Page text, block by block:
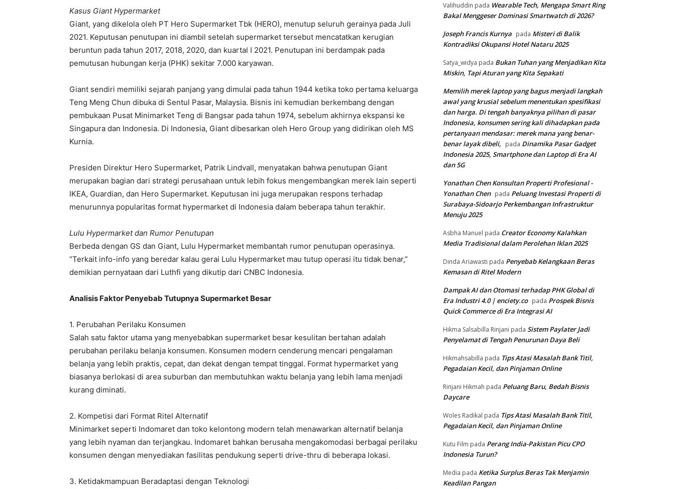
Kasus Giant Hypermarket
Giant, yang dikelola oleh PT Hero Supermarket Tbk (HERO), menutup seluruh gerainya pada Juli
2021. Keputusan penutupan ini diambil setelah supermarket tersebut mencatatkan kerugian
beruntun pada tahun 2017, 2018, 2020, dan kuartal I 2021. Penutupan ini berdampak pada
pemutusan hubungan kerja (PHK) sekitar 7.000 karyawan.
Giant sendiri memiliki sejarah panjang yang dimulai pada tahun 1944 ketika toko pertama keluarga
Teng Meng Chun dibuka di Sentul Pasar, Malaysia. Bisnis ini kemudian berkembang dengan
pembukaan Pusat Minimarket Teng di Bangsar pada tahun 1974, sebelum akhirnya ekspansi ke
Singapura dan Indonesia. Di Indonesia, Giant dibesarkan oleh Hero Group yang didirikan oleh MS
Kurnia.
Presiden Direktur Hero Supermarket, Patrik Lindvall, menyatakan bahwa penutupan Giant
merupakan bagian dari strategi perusahaan untuk lebih fokus mengembangkan merek lain seperti
IKEA, Guardian, dan Hero Supermarket. Keputusan ini juga merupakan respons terhadap
menurunnya popularitas format hypermarket di Indonesia dalam beberapa tahun terakhir.
Lulu Hypermarket dan Rumor Penutupan
Berbeda dengan GS dan Giant, Lulu Hypermarket membantah rumor penutupan operasinya.
“Terkait info-info yang beredar kalau gerai Lulu Hypermarket mau tutup operasi itu tidak benar,”
demikian pernyataan dari Luthfi yang dikutip dari CNBC Indonesia.
Analisis Faktor Penyebab Tutupnya Supermarket Besar
1. Perubahan Perilaku Konsumen
Salah satu faktor utama yang menyebabkan supermarket besar kesulitan bertahan adalah
perubahan perilaku belanja konsumen. Konsumen modern cenderung mencari pengalaman
belanja yang lebih praktis, cepat, dan dekat dengan tempat tinggal. Format hypermarket yang
biasanya berlokasi di area suburban dan membutuhkan waktu belanja yang lebih lama menjadi
kurang diminati.
2. Kompetisi dari Format Ritel Alternatif
Minimarket seperti Indomaret dan toko kelontong modern telah menawarkan alternatif belanja
yang lebih nyaman dan terjangkau. Indomaret bahkan berusaha mengakomodasi berbagai perilaku
konsumen dengan menyediakan fasilitas pendukung seperti drive-thru di beberapa lokasi.
3. Ketidakmampuan Beradaptasi dengan Teknologi
Valihuddin pada Wearable Tech, Mengapa Smart Ring
Bakal Menggeser Dominasi Smartwatch di 2026?
Joseph Francis Kurnya pada Misteri di Balik
Kontradiksi Okupansi Hotel Nataru 2025
Satya_widya pada Bukan Tuhan yang Menjadikan Kita
Miskin, Tapi Aturan yang Kita Sepakati
Memilih merek laptop yang bagus menjadi langkah
awal yang krusial sebelum menentukan spesifikasi
dan harga. Di tengah banyaknya pilihan di pasar
Indonesia, konsumen sering kali dihadapkan pada
pertanyaan mendasar: merek mana yang benar-
benar layak dibeli, pada Dinamika Pasar Gadget
Indonesia 2025, Smartphone dan Laptop di Era AI
dan 5G
Yonathan Chen Konsultan Properti Profesional -
Yonathan Chen pada Peluang Investasi Properti di
Surabaya-Sidoarjo Perkembangan Infrastruktur
Menuju 2025
Asbha Manuel pada Creator Economy Kalahkan
Media Tradisional dalam Perolehan Iklan 2025
Dinda Ariawasti pada Penyebab Kelangkaan Beras
Kemasan di Ritel Modern
Dampak AI dan Otomasi terhadap PHK Global di
Era Industri 4.0 | enciety.co pada Prospek Bisnis
Quick Commerce di Era Integrasi AI
Hikma Salsabilla Rinjani pada Sistem Paylater Jadi
Penyelamat di Tengah Penurunan Daya Beli
Hikmahsabilla pada Tips Atasi Masalah Bank Titil,
Pegadaian Kecil, dan Pinjaman Online
Rinjani Hikmah pada Peluang Baru, Bedah Bisnis
Daycare
Woles Radikal pada Tips Atasi Masalah Bank Titil,
Pegadaian Kecil, dan Pinjaman Online
Kutu Film pada Perang India-Pakistan Picu CPO
Indonesia Turun?
Media pada Ketika Surplus Beras Tak Menjamin
Keadilan Pangan